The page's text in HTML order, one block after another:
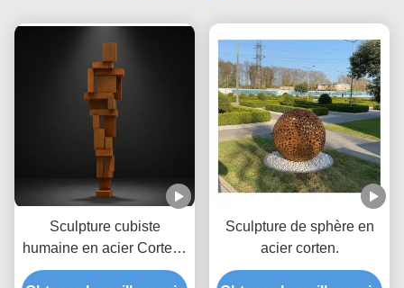
Sculpture cubiste
humaine en acier Corten |
Grande statue métallique
Sculpture de sphère en
acier corten.